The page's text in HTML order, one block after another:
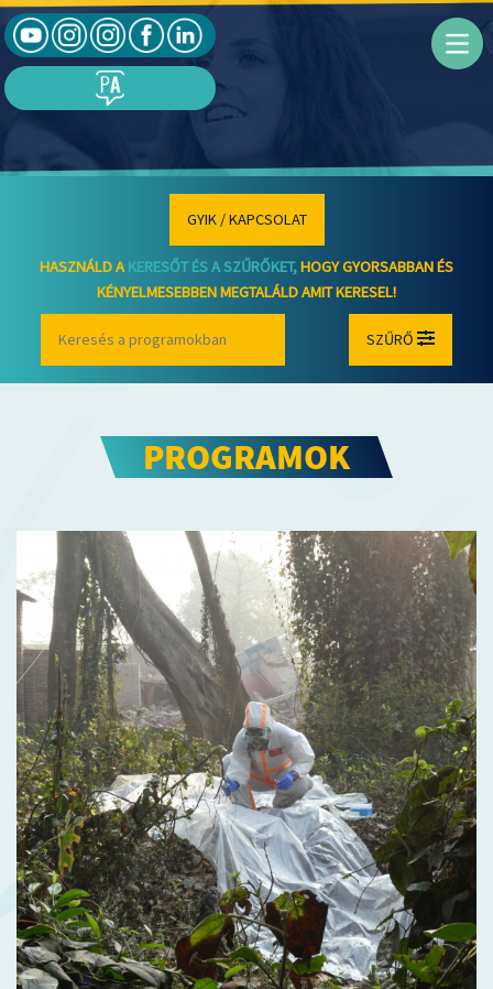
GYIK / KAPCSOLAT
HASZNÁLD AKERESŐT ÉS A SZŰRŐKET,HOGY GYORSABBAN ÉS
KÉNYELMESEBBEN MEGTALÁLD AMIT KERESEL!
SZŰRŐ
PROGRAMOK